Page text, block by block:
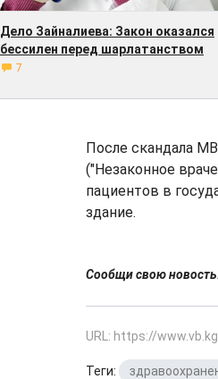
Дело Зайналиева: Закон оказался
бессилен перед шарлатанством
7
После скандала
("Незаконное
пациентов в
здание.
Сообщи свою
URL: https://
Теги: